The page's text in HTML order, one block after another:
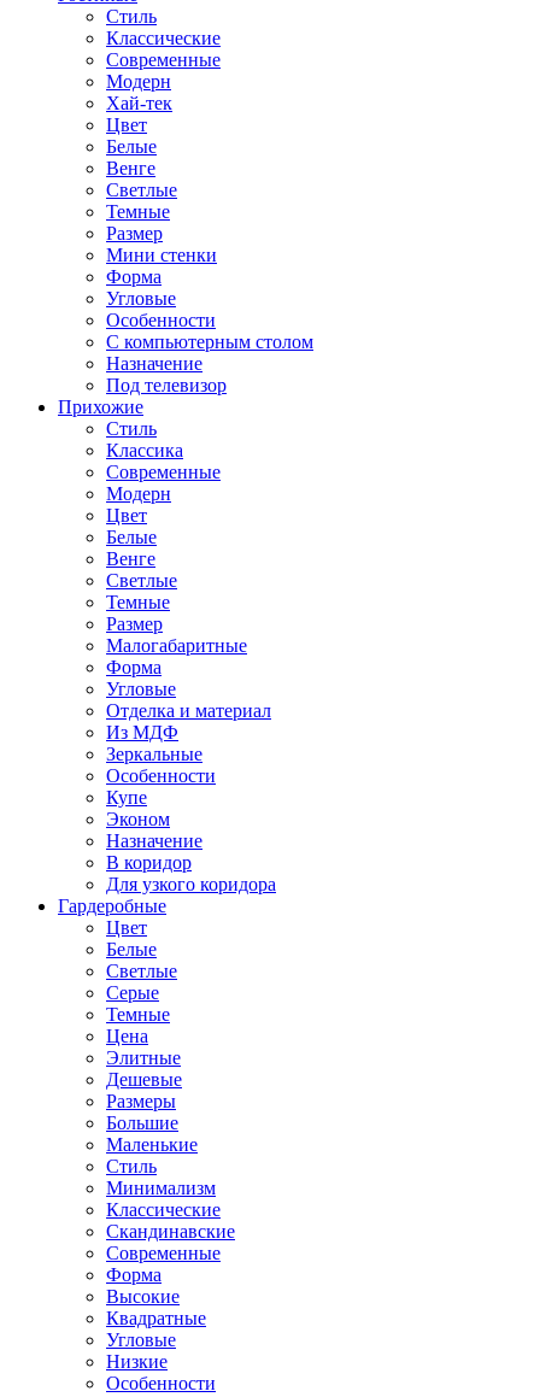
Стиль
Классические
Современные
Модерн
Хай-тек
Цвет
Белые
Венге
Светлые
Темные
Размер
Мини стенки
Форма
Угловые
Особенности
С компьютерным столом
Назначение
Под телевизор
Прихожие
Стиль
Классика
Современные
Модерн
Цвет
Белые
Венге
Светлые
Темные
Размер
Малогабаритные
Форма
Угловые
Отделка и материал
Из МДФ
Зеркальные
Особенности
Купе
Эконом
Назначение
В коридор
Для узкого коридора
Гардеробные
Цвет
Белые
Светлые
Серые
Темные
Цена
Элитные
Дешевые
Размеры
Большие
Маленькие
Стиль
Минимализм
Классические
Скандинавские
Современные
Форма
Высокие
Квадратные
Угловые
Низкие
Особенности